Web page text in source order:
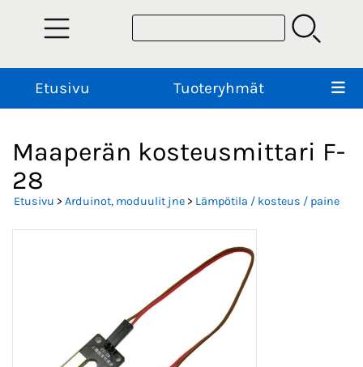
Etusivu Tuoteryhmät
Maaperän kosteusmittari F-
28
Etusivu > Arduinot, moduulit jne> Lämpötila / kosteus / paine